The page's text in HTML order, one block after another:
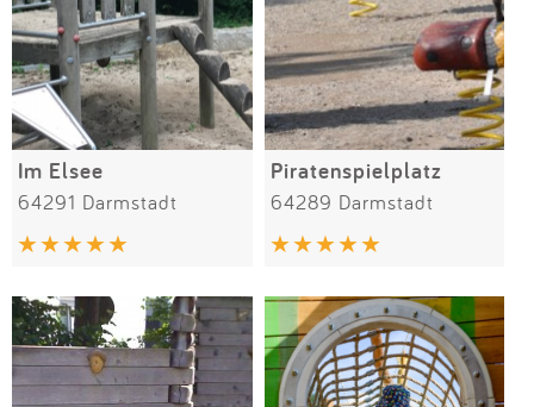
Im Elsee
64291 Darmstadt
Piratenspielplatz
64289 Darmstadt